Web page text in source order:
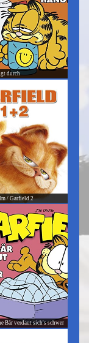
durch
/ Garfield 2
Bär verdaut sich's schwer